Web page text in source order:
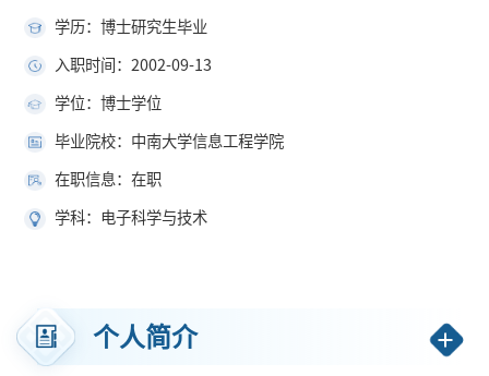
学历：博士研究生毕业
入职时间：2002-09-13
学位：博士学位
毕业院校：中南大学信息工程学院
在职信息：在职
学科：电子科学与技术
个人简介